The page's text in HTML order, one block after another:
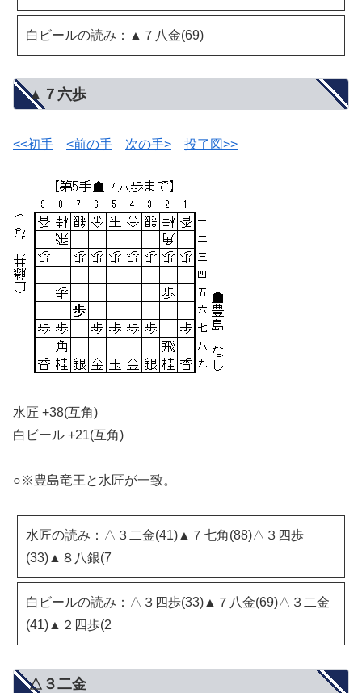
白ビールの読み：▲７八金(69)
▲７六歩
<<初手 <前の手 次の手> 投了図>>
水匠 +38(互角)
白ビール +21(互角)
○※豊島竜王と水匠が一致。
水匠の読み：△３二金(41)▲７七角(88)△３四歩
(33)▲８八銀(7
白ビールの読み：△３四歩(33)▲７八金(69)△３二金
(41)▲２四歩(2
△３二金